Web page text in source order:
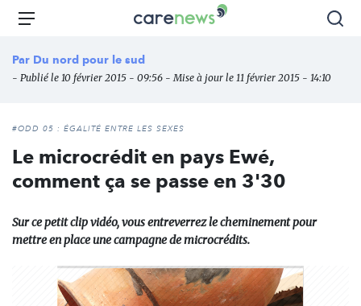
Aller
principal
Carenews,
média
des
l'engagement
Menu
Par Du nord pour le sud
- Publié le 10 février 2015 - 09:56 - Mise à jour le 11 février 2015 - 14:10
#ODD 05 : ÉGALITÉ ENTRE LES SEXES
Le microcrédit en pays Ewé,
comment ça se passe en 3'30
Sur ce petit clip vidéo, vous entreverrez le cheminement pour
mettre en place une campagne de microcrédits.